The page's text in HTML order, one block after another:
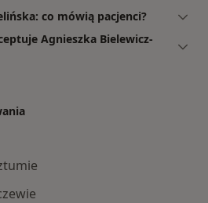
co mówią pacjenci?
Agnieszka Bielewicz-